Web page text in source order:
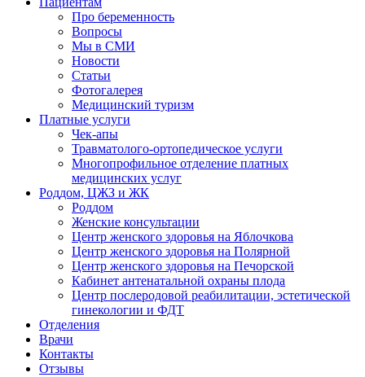
Про беременность
Вопросы
Мы в СМИ
Новости
Статьи
Фотогалерея
Медицинский туризм
Платные услуги
Чек-апы
Травматолого-ортопедическое услуги
Многопрофильное отделение платных
медицинских услуг
Роддом, ЦЖЗ и ЖК
Роддом
Женские консультации
Центр женского здоровья на Яблочкова
Центр женского здоровья на Полярной
Центр женского здоровья на Печорской
Кабинет антенатальной охраны плода
Центр послеродовой реабилитации, эстетической
гинекологии и ФДТ
Отделения
Врачи
Контакты
Отзывы